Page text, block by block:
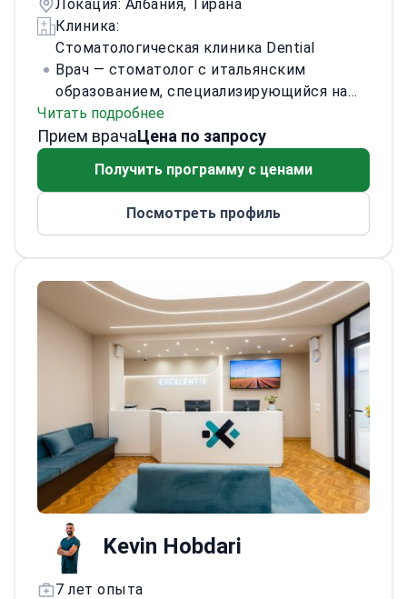
Локация: Албания, Тирана
Клиника:
Стоматологическая клиника Dential
Врач — стоматолог с итальянским
образованием, специализирующийся на
эндодонтии, протезировании и
имплантологической реабилитации.
Тор Вергата, врач сочетает европейские
современными методами реставрации
результатов.
Клиническая деятельность
сосредоточена на использовании
передовых материалов и индивидуальных
планов лечения, что обеспечивает
долгосрочное здоровье полости рта и
комфорт пациента. Врач обладает
высокой репутацией в оказании
профессиональной помощи
международной базе пациентов, уделяя
особое внимание точности при
проведении сложных реставрационных
процедур.
Читать подробнее
Прием врачаЦена по запросу
Получить программу с ценами
Посмотреть профиль
Kevin Hobdari
7 лет опыта